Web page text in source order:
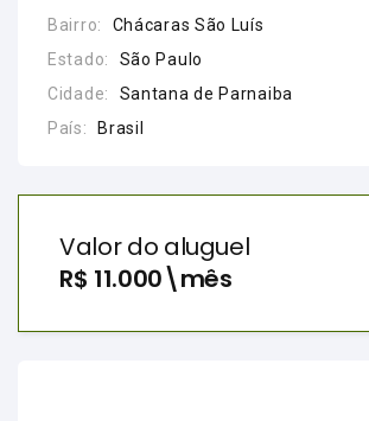
Bairro:
Chácaras São Luís
Estado:
São Paulo
Cidade:
Santana de Parnaiba
País:
Brasil
Valor do aluguel
R$ 11.000\mês